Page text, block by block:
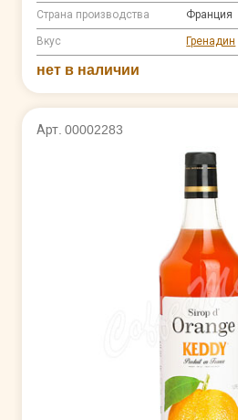
Страна производства Франция
Вкус Гренадин
нет в наличии
Арт. 00002283